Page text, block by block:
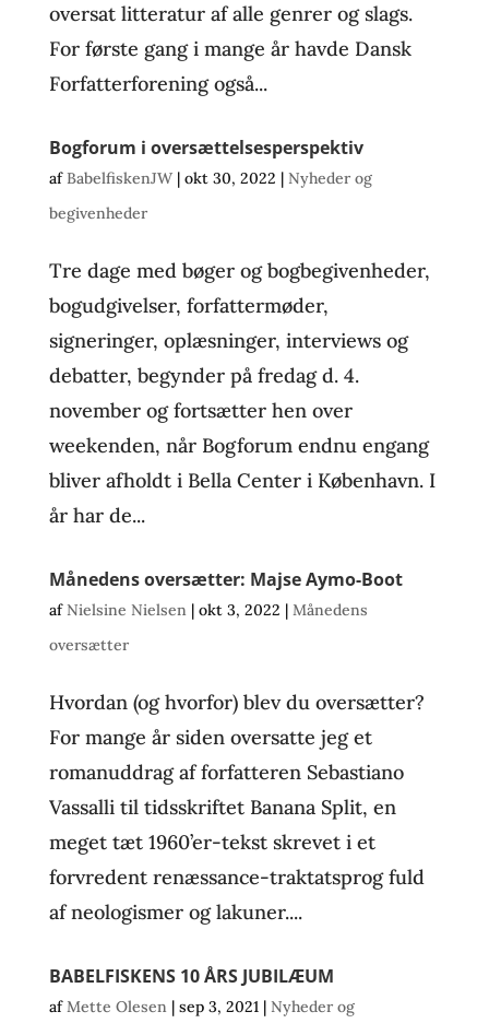
oversat litteratur af alle genrer og slags.
For første gang i mange år havde Dansk
Forfatterforening også...
Bogforum i oversættelsesperspektiv
afBabelfiskenJW| okt 30, 2022 | Nyheder og
begivenheder
Tre dage med bøger og bogbegivenheder,
bogudgivelser, forfattermøder,
signeringer, oplæsninger, interviews og
debatter, begynder på fredag d. 4.
november og fortsætter hen over
weekenden, når Bogforum endnu engang
bliver afholdt i Bella Center i København. I
år har de...
Månedens oversætter: Majse Aymo-Boot
afNielsine Nielsen| okt 3, 2022 | Månedens
oversætter
Hvordan (og hvorfor) blev du oversætter?
For mange år siden oversatte jeg et
romanuddrag af forfatteren Sebastiano
Vassalli til tidsskriftet Banana Split, en
meget tæt 1960’er-tekst skrevet i et
forvredent renæssance-traktatsprog fuld
af neologismer og lakuner....
BABELFISKENS 10 ÅRS JUBILÆUM
afMette Olesen| sep 3, 2021| Nyheder og